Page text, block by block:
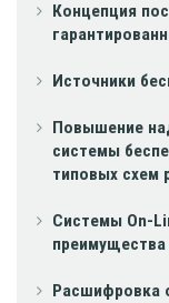
Концепция
Источники
Повышение
системы
типовых схем
Системы On-
Расшифровка